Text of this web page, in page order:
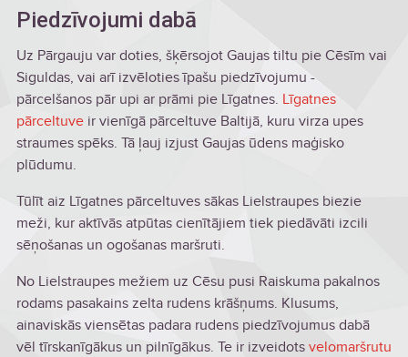
Piedzīvojumi dabā
Uz Pārgauju var doties, šķērsojot Gaujas tiltu pie Cēsīm vai
Siguldas, vai arī izvēloties īpašu piedzīvojumu -
pārcelšanos pār upi ar prāmi pie Līgatnes. Līgatnes
pārceltuveir vienīgā pārceltuve Baltijā, kuru virza upes
straumes spēks. Tā ļauj izjust Gaujas ūdens maģisko
plūdumu.
Tūlīt aiz Līgatnes pārceltuves sākas Lielstraupes biezie
meži, kur aktīvās atpūtas cienītājiem tiek piedāvāti izcili
sēņošanas un ogošanas maršruti.
No Lielstraupes mežiem uz Cēsu pusi Raiskuma pakalnos
rodams pasakains zelta rudens krāšņums. Klusums,
ainaviskās viensētas padara rudens piedzīvojumus dabā
vēl tīrskanīgākus un pilnīgākus. Te ir izveidots velomaršrutu